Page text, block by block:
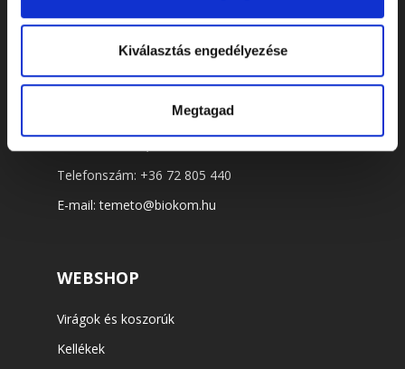
Kiválasztás engedélyezése
Megtagad
ELÉRHETŐSÉGEK
Telefonszám: +36 72 805 440
E-mail:temeto@biokom.hu
WEBSHOP
Virágok és koszorúk
Kellékek